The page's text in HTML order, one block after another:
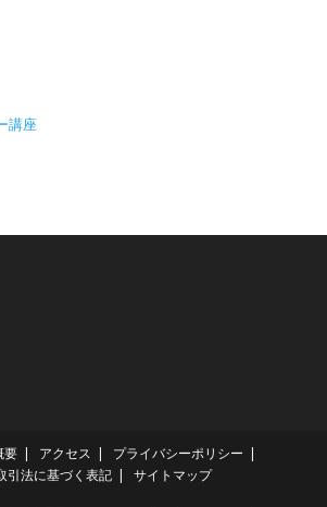
要 アクセス
プライバシーポリシー
引法に基づく表記
サイトマップ